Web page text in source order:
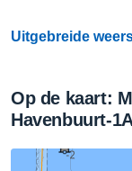
Uitgebreide
Op de kaart:
Havenbuurt-